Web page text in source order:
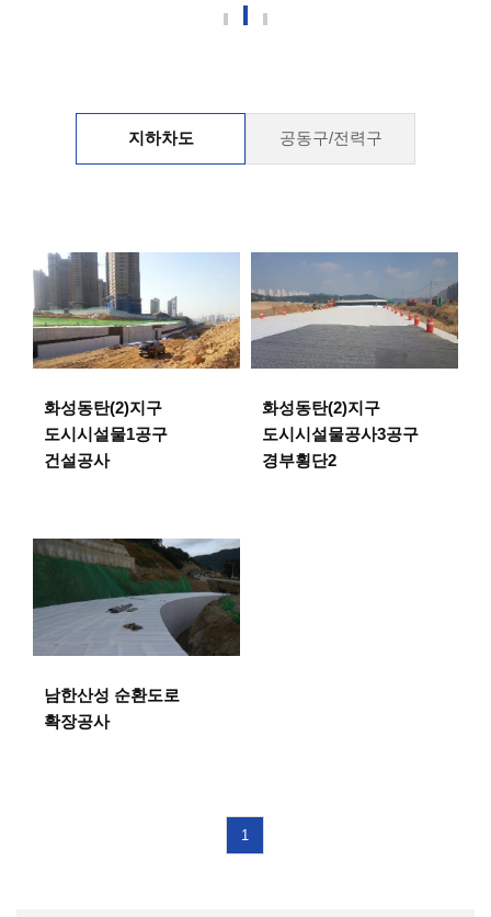
지하차도 공동구/전력구
화성동탄(2)지구
도시시설물1공구
건설공사
화성동탄(2)지구
도시시설물공사3공구
경부횡단2
남한산성 순환도로
확장공사
1